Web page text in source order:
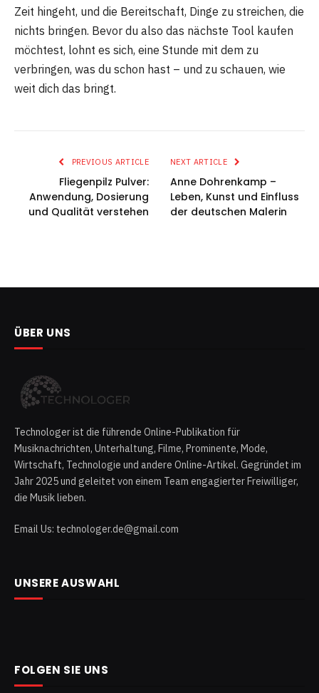
Zeit hingeht, und die Bereitschaft, Dinge zu streichen, die
nichts bringen. Bevor du also das nächste Tool kaufen
möchtest, lohnt es sich, eine Stunde mit dem zu
verbringen, was du schon hast – und zu schauen, wie
weit dich das bringt.
PREVIOUS ARTICLE
Fliegenpilz Pulver:
Anwendung, Dosierung
und Qualität verstehen
NEXT ARTICLE
Anne Dohrenkamp –
Leben, Kunst und Einfluss
der deutschen Malerin
ÜBER UNS
Technologer ist die führende Online-Publikation für
Musiknachrichten, Unterhaltung, Filme, Prominente, Mode,
Wirtschaft, Technologie und andere Online-Artikel. Gegründet im
Jahr 2025 und geleitet von einem Team engagierter Freiwilliger,
die Musik lieben.
Email Us: technologer.de@gmail.com
UNSERE AUSWAHL
FOLGEN SIE UNS